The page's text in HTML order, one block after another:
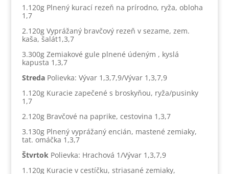
1.120g Plnený kurací rezeň na prírodno, ryža, obloha
1,7
2.120g Vyprážaný bravčový rezeň v sezame, zem.
kaša, šalát1,3,7
3.300g Zemiakové gule plnené údeným , kyslá
kapusta 1,3,7
Streda Polievka: Vývar 1,3,7,9/Vývar 1,3,7,9
1.120g Kuracie zapečené s broskyňou, ryža/pusinky
1,7
2.120g Bravčové na paprike, cestovina 1,3,7
3.130g Plnený vyprážaný encián, mastené zemiaky,
tat. omáčka 1,3,7
Štvrtok Polievka: Hrachová 1/Vývar 1,3,7,9
1.120g Kuracie v cestíčku, striasané zemiaky,